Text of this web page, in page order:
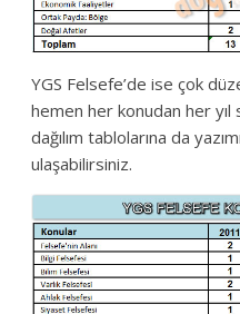
YGS Felsefe’de ise çok
hemen her konudan her
dağılım tablolarına da
ulaşabilirsiniz.